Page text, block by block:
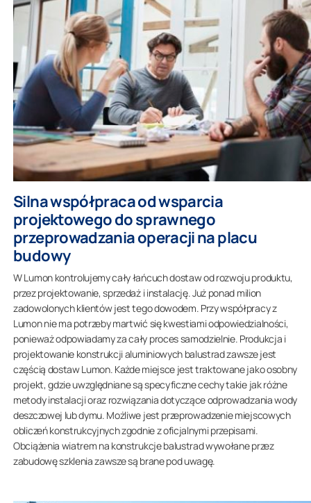
Silna współpraca od wsparcia
projektowego do sprawnego
przeprowadzania operacji na placu
budowy
W Lumon kontrolujemy cały łańcuch dostaw od rozwoju produktu,
przez projektowanie, sprzedaż i instalację. Już ponad milion
zadowolonych klientów jest tego dowodem. Przy współpracy z
Lumon nie ma potrzeby martwić się kwestiami odpowiedzialności,
ponieważ odpowiadamy za cały proces samodzielnie. Produkcja i
projektowanie konstrukcji aluminiowych balustrad zawsze jest
częścią dostaw Lumon. Każde miejsce jest traktowane jako osobny
projekt, gdzie uwzględniane są specyficzne cechy takie jak różne
metody instalacji oraz rozwiązania dotyczące odprowadzania wody
deszczowej lub dymu. Możliwe jest przeprowadzenie miejscowych
obliczeń konstrukcyjnych zgodnie z oficjalnymi przepisami.
Obciążenia wiatrem na konstrukcje balustrad wywołane przez
zabudowę szklenia zawsze są brane pod uwagę.